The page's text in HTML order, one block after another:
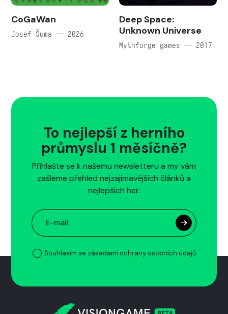
CoGaWan
Josef Šuma — 2026
Deep Space:
Unknown Universe
Mythforge games — 2017
To nejlepší z herního
průmyslu 1 měsíčně?
Přihlašte se k našemu newsletteru a my vám
zašleme přehled nejzajímavějších článků a
nejlepších her.
Souhlasím se zásadami ochrany osobních údajů